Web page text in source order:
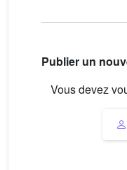
Publier un
Vous devez